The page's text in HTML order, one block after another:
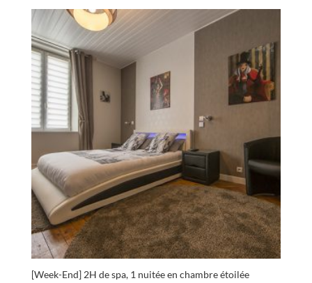
[Week-End] 2H de spa, 1 nuitée en chambre étoilée